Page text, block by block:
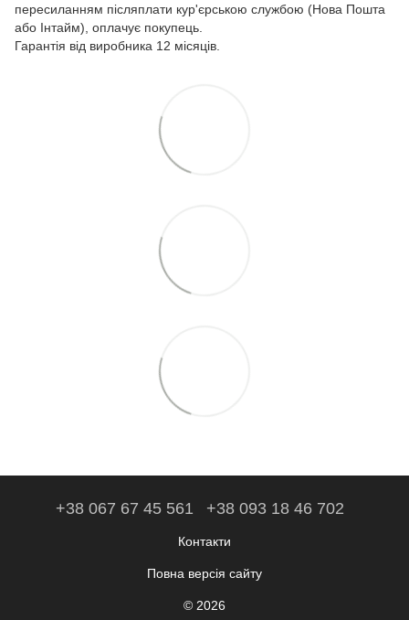
пересиланням післяплати кур'єрською службою (Нова Пошта
або Інтайм), оплачує покупець.
Гарантія від виробника 12 місяців.
+38 067 67 45 561 +38 093 18 46 702
Контакти
Повна версія сайту
© 2026